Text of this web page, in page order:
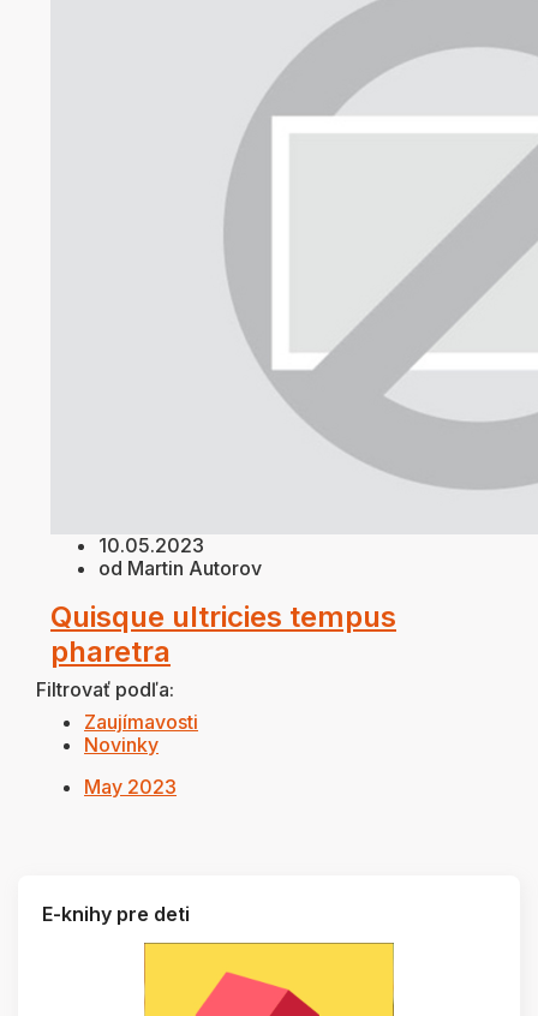
10.05.2023
od Martin Autorov
Quisque ultricies tempus
pharetra
Filtrovať podľa:
Zaujímavosti
Novinky
May 2023
E-knihy pre deti